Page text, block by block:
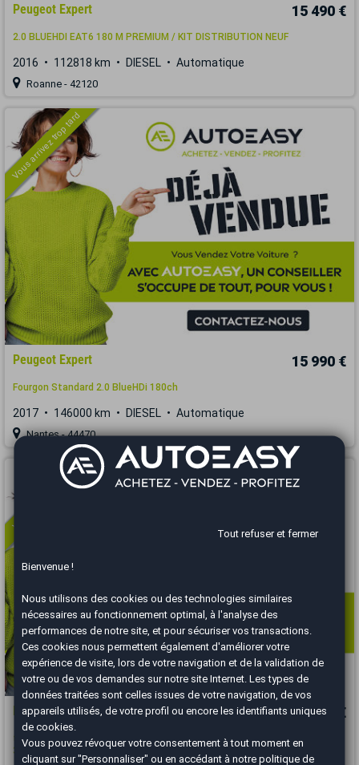
Peugeot Expert 15 490 €
2.0 BLUEHDI EAT6 180 M PREMIUM / KIT DISTRIBUTION NEUF
2016 112818 km DIESEL Automatique
Roanne - 42120
Vous arrivez trop tard
Peugeot Expert 15 990 €
Fourgon Standard 2.0 BlueHDi 180ch
2017 146000 km DIESEL Automatique
Nantes - 44470
Vous arrivez trop tard
Peugeot Expert 19 460 €
traveller Standard 1.6 Blue HDi Combi moyen S&S 115 cv Origine France
3em main
Tout refuser et fermer
Bienvenue !
Nous utilisons des cookies ou des technologies similaires
nécessaires au fonctionnement optimal, à l'analyse des
performances de notre site, et pour sécuriser vos transactions.
Ces cookies nous permettent également d'améliorer votre
expérience de visite, lors de votre navigation et de la validation de
votre ou de vos demandes sur notre site Internet. Les types de
données traitées sont celles issues de votre navigation, de vos
appareils utilisés, de votre profil ou encore les identifiants uniques
de cookies.
Vous pouvez révoquer votre consentement à tout moment en
cliquant sur "Personnaliser" ou en accédant à notrepolitique de